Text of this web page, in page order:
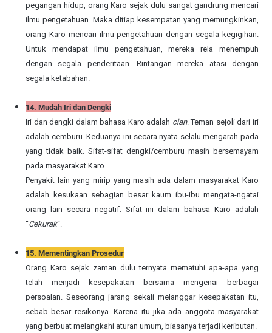
pegangan hidup, orang Karo sejak dulu sangat gandrung mencari
ilmu pengetahuan. Maka ditiap kesempatan yang memungkinkan,
orang Karo mencari ilmu pengetahuan dengan segala kegigihan.
Untuk mendapat ilmu pengetahuan, mereka rela menempuh
dengan segala penderitaan. Rintangan mereka atasi dengan
segala ketabahan.
14. Mudah Iri dan Dengki
Iri dan dengki dalam bahasa Karo adalah cian. Teman sejoli dari iri
adalah cemburu. Keduanya ini secara nyata selalu mengarah pada
yang tidak baik. Sifat-sifat dengki/cemburu masih bersemayam
pada masyarakat Karo.
Penyakit lain yang mirip yang masih ada dalam masyarakat Karo
adalah kesukaan sebagian besar kaum ibu-ibu mengata-ngatai
orang lain secara negatif. Sifat ini dalam bahasa Karo adalah
“Cekurak“.
15. Mementingkan Prosedur
Orang Karo sejak zaman dulu ternyata mematuhi apa-apa yang
telah menjadi kesepakatan bersama mengenai berbagai
persoalan. Seseorang jarang sekali melanggar kesepakatan itu,
sebab besar resikonya. Karena itu jika ada anggota masyarakat
yang berbuat melangkahi aturan umum, biasanya terjadi keributan.